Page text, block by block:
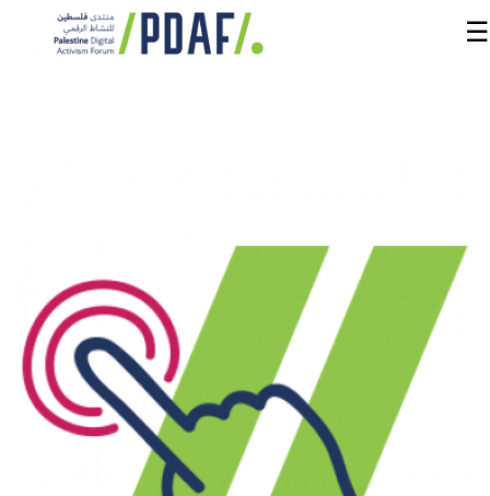
من
نحن
ومتحدثون
☰